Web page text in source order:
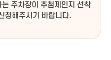
주차장이 추첨제인지 선착
청해주시기 바랍니다.